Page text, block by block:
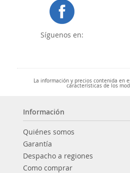
Síguenos en:
La información y precios contenida en
características de los
Información
Quiénes somos
Garantía
Despacho a regiones
Como comprar